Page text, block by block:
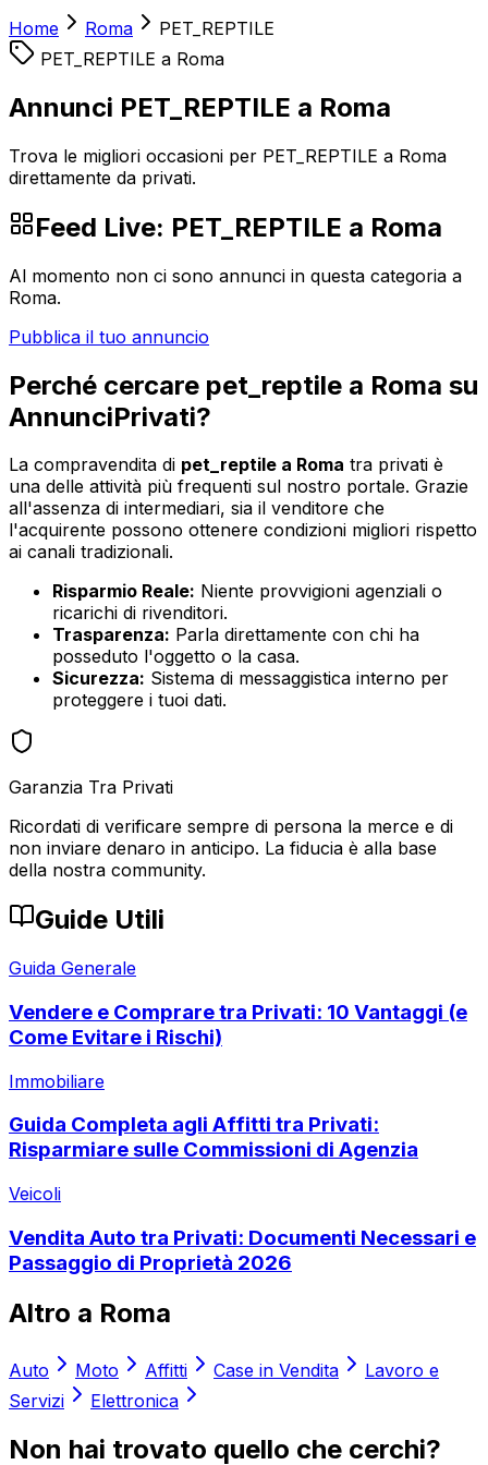
Home Roma
PET_REPTILE
PET_REPTILE a Roma
Annunci PET_REPTILE a Roma
Trova le migliori occasioni per PET_REPTILE a Roma
direttamente da privati.
Feed Live: PET_REPTILE a Roma
Al momento non ci sono annunci in questa categoria a
Roma.
Pubblica il tuo annuncio
Perché cercare pet_reptile a Roma su
AnnunciPrivati?
La compravendita di pet_reptile a Roma tra privati è
una delle attività più frequenti sul nostro portale. Grazie
all'assenza di intermediari, sia il venditore che
l'acquirente possono ottenere condizioni migliori rispetto
ai canali tradizionali.
Risparmio Reale: Niente provvigioni agenziali o
ricarichi di rivenditori.
Trasparenza: Parla direttamente con chi ha
posseduto l'oggetto o la casa.
Sicurezza: Sistema di messaggistica interno per
proteggere i tuoi dati.
Garanzia Tra Privati
Ricordati di verificare sempre di persona la merce e di
non inviare denaro in anticipo. La fiducia è alla base
della nostra community.
Guide Utili
Guida Generale
Vendere e Comprare tra Privati: 10 Vantaggi (e
Come Evitare i Rischi)
Immobiliare
Guida Completa agli Affitti tra Privati:
Risparmiare sulle Commissioni di Agenzia
Veicoli
Vendita Auto tra Privati: Documenti Necessari e
Passaggio di Proprietà 2026
Altro a Roma
Auto Moto Affitti Case in Vendita
Lavoro e
Servizi
Elettronica
Non hai trovato quello che cerchi?